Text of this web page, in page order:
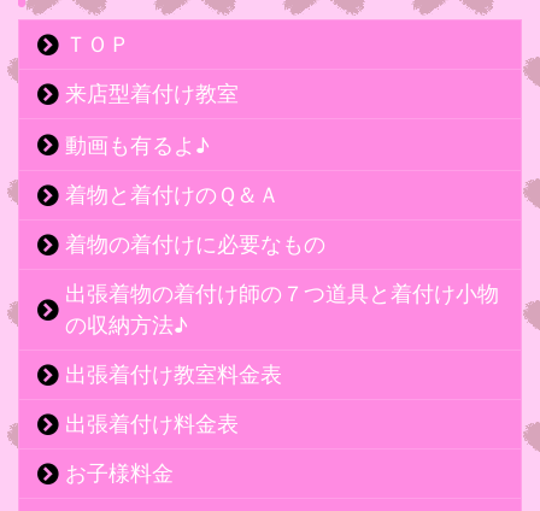
ＴＯＰ
来店型着付け教室
動画も有るよ♪
着物と着付けのＱ＆Ａ
着物の着付けに必要なもの
出張着物の着付け師の７つ道具と着付け小物
の収納方法♪
出張着付け教室料金表
出張着付け料金表
お子様料金